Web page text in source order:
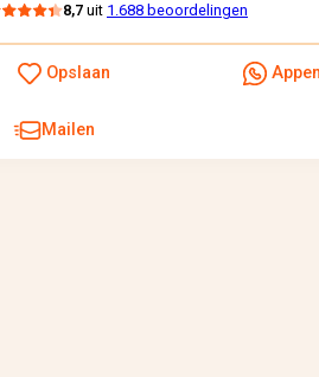
8,7 uit 1.688 beoordelingen
Opslaan
Mailen